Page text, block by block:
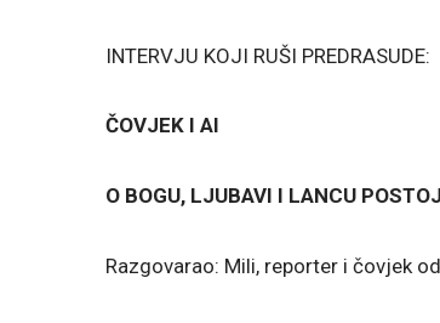
INTERVJU KOJI RUŠI PREDRASUDE:
ČOVJEK I AI
O BOGU, LJUBAVI I LANCU
Razgovarao: Mili, reporter i čovjek